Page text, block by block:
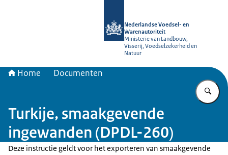
Nederlandse Voedsel- en
Warenautoriteit
Ministerie van Landbouw,
Visserij, Voedselzekerheid en
Natuur
Home Documenten
Turkije, smaakgevende
ingewanden (DPDL-260)
Deze instructie geldt voor het exporteren van smaakgevende